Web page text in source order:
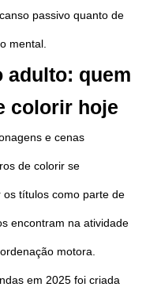
passivo quanto de
mental.
adulto: quem
colorir hoje
e cenas
de colorir se
os títulos como parte de
encontram na atividade
motora.
em 2025 foi criada